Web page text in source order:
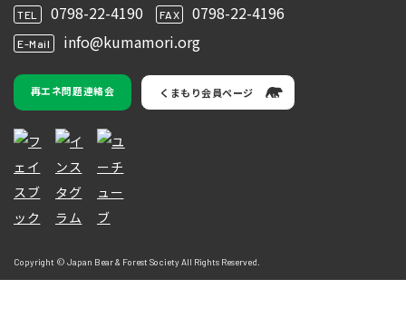
TEL 0798-22-4190 FAX 0798-22-4196
E-Mail info@kumamori.org
再エネ問題連絡会 くまもり会員ページ
Copyright © Japan Bear & Forest Society All Rights Reserved.